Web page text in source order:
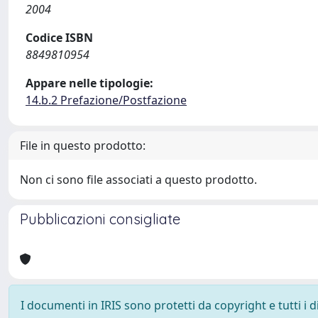
2004
Codice ISBN
8849810954
Appare nelle tipologie:
14.b.2 Prefazione/Postfazione
File in questo prodotto:
Non ci sono file associati a questo prodotto.
Pubblicazioni consigliate
I documenti in IRIS sono protetti da copyright e tutti i